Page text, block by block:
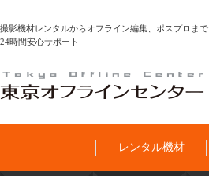
撮影機材レンタルからオフライン編集、ポスプロまで
24時間安心サポート
レンタル機材